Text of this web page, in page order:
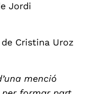
Jordi
Cristina Uroz
menció